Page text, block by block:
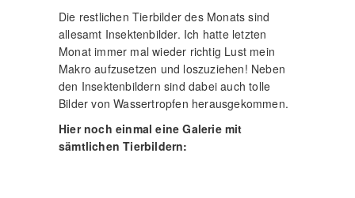
Die restlichen Tierbilder des Monats sind
allesamt Insektenbilder. Ich hatte letzten
Monat immer mal wieder richtig Lust mein
Makro aufzusetzen und loszuziehen! Neben
den Insektenbildern sind dabei auch tolle
Bilder von Wassertropfen herausgekommen.
Hier noch einmal eine Galerie mit
sämtlichen Tierbildern: